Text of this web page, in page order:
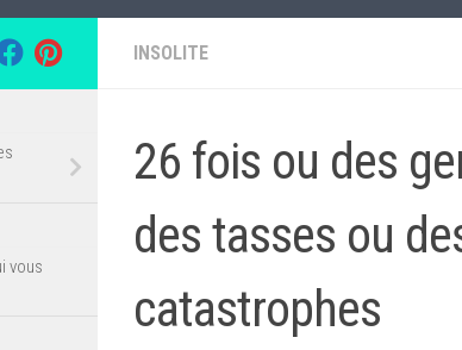
INSOLITE
26 fois ou des
des tasses ou
catastrophes
vous